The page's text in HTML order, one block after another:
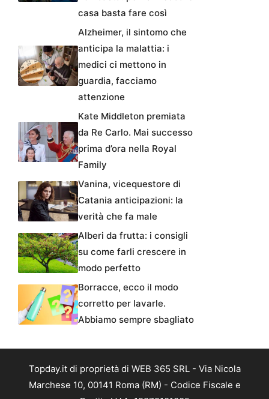
casa basta fare così
Alzheimer, il sintomo che
anticipa la malattia: i
medici ci mettono in
guardia, facciamo
attenzione
Kate Middleton premiata
da Re Carlo. Mai successo
prima d’ora nella Royal
Family
Vanina, vicequestore di
Catania anticipazioni: la
verità che fa male
Alberi da frutta: i consigli
su come farli crescere in
modo perfetto
Borracce, ecco il modo
corretto per lavarle.
Abbiamo sempre sbagliato
Topday.it di proprietà di WEB 365 SRL - Via Nicola
Marchese 10, 00141 Roma (RM) - Codice Fiscale e